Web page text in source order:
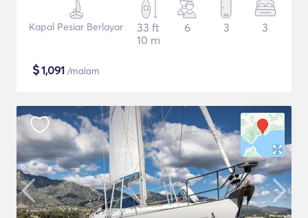
Kapal Pesiar Berlayar
33 ft
10 m
6 3 3
$1,091 /malam